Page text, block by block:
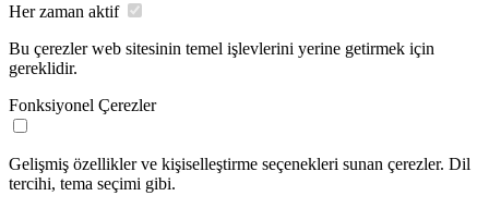
Her zaman aktif
Bu çerezler web sitesinin temel işlevlerini yerine getirmek için
gereklidir.
Fonksiyonel Çerezler
Gelişmiş özellikler ve kişiselleştirme seçenekleri sunan çerezler. Dil
tercihi, tema seçimi gibi.